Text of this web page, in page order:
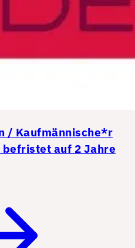
/ Kaufmännische*r
auf 2 Jahre